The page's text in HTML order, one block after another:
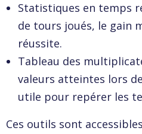
Statistiques en temps
de tours joués, le gain
réussite.
Tableau des
valeurs atteintes lors
utile pour repérer les
Ces outils sont